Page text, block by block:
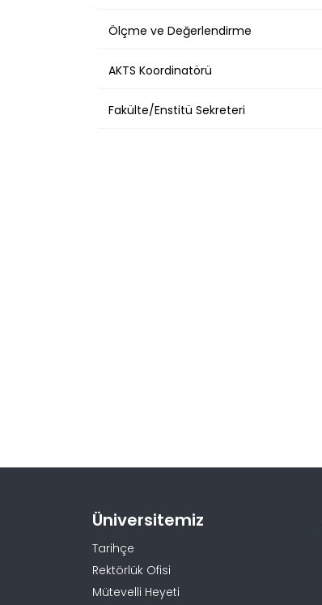
Ölçme ve Değerlendirme
AKTS Koordinatörü
Fakülte/Enstitü Sekreteri
Üniversitemiz
Tarihçe
Rektörlük Ofisi
Mütevelli Heyeti